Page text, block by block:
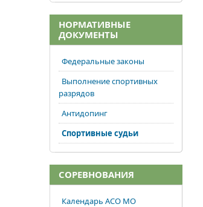
НОРМАТИВНЫЕ
ДОКУМЕНТЫ
Федеральные законы
Выполнение спортивных
разрядов
Антидопинг
Спортивные судьи
СОРЕВНОВАНИЯ
Календарь АСО МО